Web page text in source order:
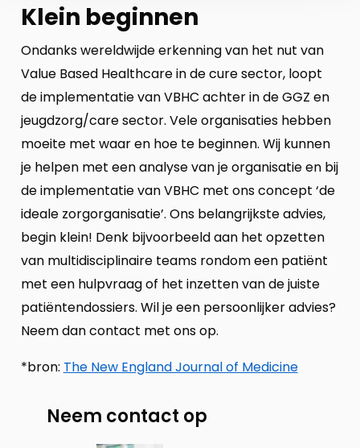
Klein beginnen
Ondanks wereldwijde erkenning van het nut van
Value Based Healthcare in de cure sector, loopt
de implementatie van VBHC achter in de GGZ en
jeugdzorg/care sector. Vele organisaties hebben
moeite met waar en hoe te beginnen. Wij kunnen
je helpen met een analyse van je organisatie en bij
de implementatie van VBHC met ons concept ‘de
ideale zorgorganisatie’. Ons belangrijkste advies,
begin klein! Denk bijvoorbeeld aan het opzetten
van multidisciplinaire teams rondom een patiënt
met een hulpvraag of het inzetten van de juiste
patiëntendossiers. Wil je een persoonlijker advies?
Neem dan contact met ons op.
*bron: The New England Journal of Medicine
Neem contact op